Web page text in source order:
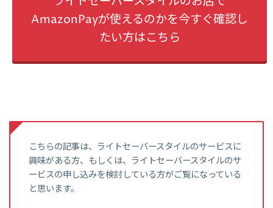
AmazonPayが使えるのかを今すぐ確認し
たい方はこちら
こちらの記事は、ライトセーバースタイルのサービスに
興味がある方、もしくは、ライトセーバースタイルのサ
ービスの申し込みを検討している方がご覧になっている
と思います。